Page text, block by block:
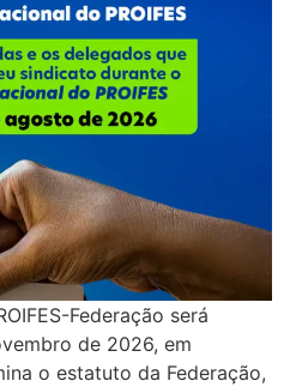
Federação será
de 2026, em
o estatuto da Federação,